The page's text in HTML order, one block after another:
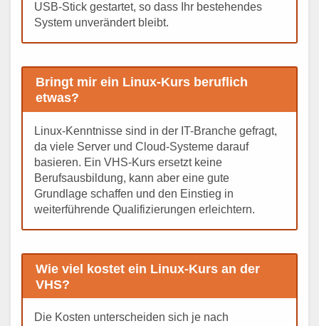
USB-Stick gestartet, so dass Ihr bestehendes
System unverändert bleibt.
Bringt mir ein Linux-Kurs beruflich
etwas?
Linux-Kenntnisse sind in der IT-Branche gefragt,
da viele Server und Cloud-Systeme darauf
basieren. Ein VHS-Kurs ersetzt keine
Berufsausbildung, kann aber eine gute
Grundlage schaffen und den Einstieg in
weiterführende Qualifizierungen erleichtern.
Wie viel kostet ein Linux-Kurs an der
VHS?
Die Kosten unterscheiden sich je nach